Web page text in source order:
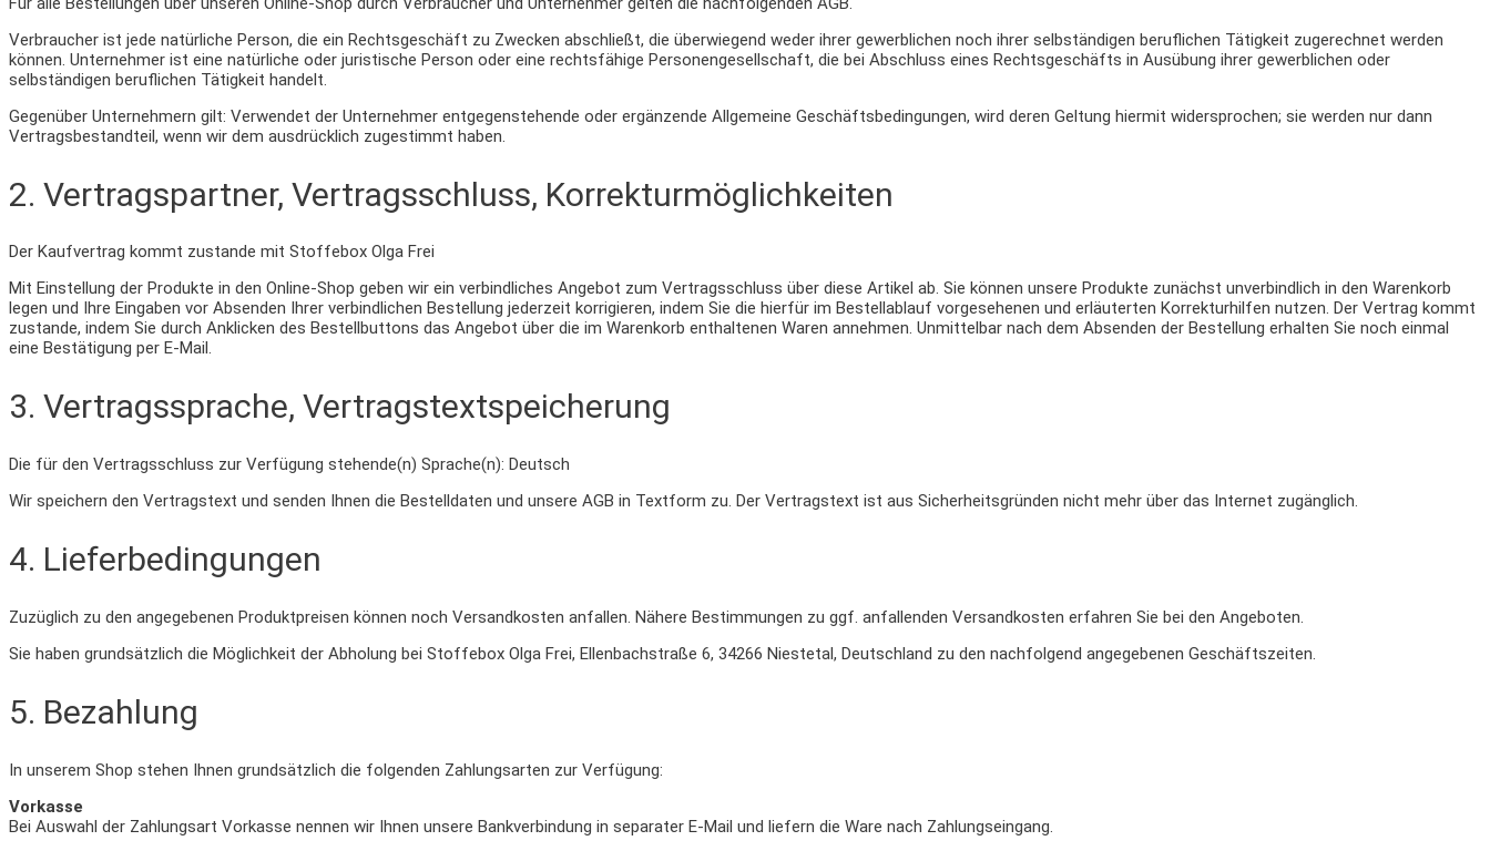
Verbraucher ist jede natürliche Person, die ein Rechtsgeschäft zu Zwecken abschließt, die überwiegend weder ihrer gewerblichen noch ihrer selbständigen beruflichen Tätigkeit zugerechnet werden
können. Unternehmer ist eine natürliche oder juristische Person oder eine rechtsfähige Personengesellschaft, die bei Abschluss eines Rechtsgeschäfts in Ausübung ihrer gewerblichen oder
selbständigen beruflichen Tätigkeit handelt.
Gegenüber Unternehmern gilt: Verwendet der Unternehmer entgegenstehende oder ergänzende Allgemeine Geschäftsbedingungen, wird deren Geltung hiermit widersprochen; sie werden nur dann
Vertragsbestandteil, wenn wir dem ausdrücklich zugestimmt haben.
2. Vertragspartner, Vertragsschluss, Korrekturmöglichkeiten
Der Kaufvertrag kommt zustande mit Stoffebox Olga Frei
Mit Einstellung der Produkte in den Online-Shop geben wir ein verbindliches Angebot zum Vertragsschluss über diese Artikel ab. Sie können unsere Produkte zunächst unverbindlich in den Warenkorb
legen und Ihre Eingaben vor Absenden Ihrer verbindlichen Bestellung jederzeit korrigieren, indem Sie die hierfür im Bestellablauf vorgesehenen und erläuterten Korrekturhilfen nutzen. Der Vertrag kommt
zustande, indem Sie durch Anklicken des Bestellbuttons das Angebot über die im Warenkorb enthaltenen Waren annehmen. Unmittelbar nach dem Absenden der Bestellung erhalten Sie noch einmal
eine Bestätigung per E-Mail.
3. Vertragssprache, Vertragstextspeicherung
Die für den Vertragsschluss zur Verfügung stehende(n) Sprache(n): Deutsch
Wir speichern den Vertragstext und senden Ihnen die Bestelldaten und unsere AGB in Textform zu. Der Vertragstext ist aus Sicherheitsgründen nicht mehr über das Internet zugänglich.
4. Lieferbedingungen
Zuzüglich zu den angegebenen Produktpreisen können noch Versandkosten anfallen. Nähere Bestimmungen zu ggf. anfallenden Versandkosten erfahren Sie bei den Angeboten.
Sie haben grundsätzlich die Möglichkeit der Abholung bei Stoffebox Olga Frei, Ellenbachstraße 6, 34266 Niestetal, Deutschland zu den nachfolgend angegebenen Geschäftszeiten.
5. Bezahlung
In unserem Shop stehen Ihnen grundsätzlich die folgenden Zahlungsarten zur Verfügung:
Vorkasse
Bei Auswahl der Zahlungsart Vorkasse nennen wir Ihnen unsere Bankverbindung in separater E-Mail und liefern die Ware nach Zahlungseingang.